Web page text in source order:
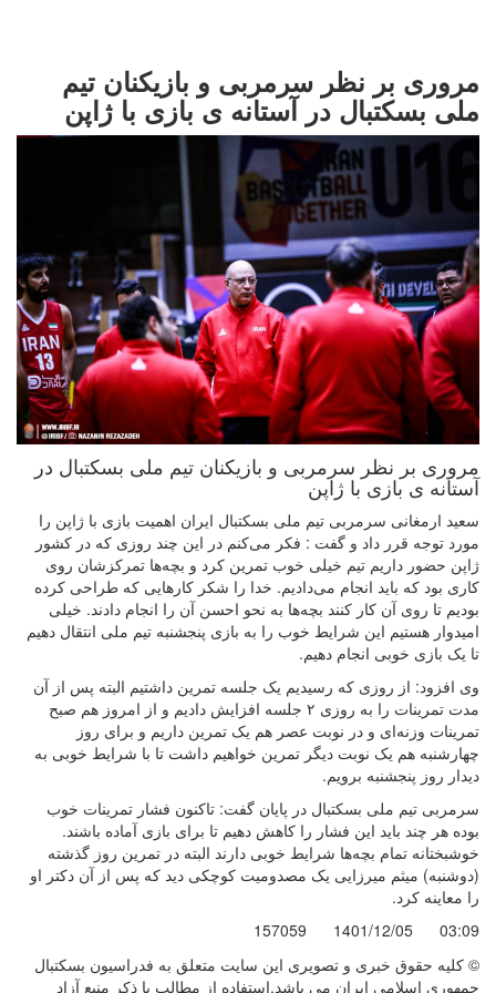
مروری بر نظر سرمربی و بازیکنان تیم
ملی بسکتبال در آستانه ی بازی با ژاپن
مروری بر نظر سرمربی و بازیکنان تیم ملی بسکتبال در
آستانه ی بازی با ژاپن
سعید ارمغانی سرمربی تیم ملی بسکتبال ایران اهمیت بازی با ژاپن را
مورد توجه قرر داد و گفت : فکر می‌کنم در این چند روزی که در کشور
ژاپن حضور داریم تیم خیلی خوب تمرین کرد و بچه‌ها تمرکزشان روی
کاری بود که باید انجام می‌دادیم. خدا را شکر کارهایی که طراحی کرده
بودیم تا روی آن کار کنند بچه‌ها به نحو احسن آن را انجام دادند. خیلی
امیدوار هستیم این شرایط خوب را به بازی پنجشنبه تیم ملی انتقال دهیم
تا یک بازی خوبی انجام دهیم.
وی افزود: از روزی که رسیدیم یک جلسه تمرین داشتیم البته پس از آن
مدت تمرینات را به روزی ۲ جلسه افزایش دادیم و از امروز هم صبح
تمرینات وزنه‌ای و در نوبت عصر هم یک تمرین داریم و برای روز
چهارشنبه هم یک نوبت دیگر تمرین خواهیم داشت تا با شرایط خوبی به
دیدار روز پنجشنبه برویم.
سرمربی تیم ملی بسکتبال در پایان گفت: تاکنون فشار تمرینات خوب
بوده هر چند باید این فشار را کاهش دهیم تا برای بازی آماده باشند.
خوشبختانه تمام بچه‌ها شرایط خوبی دارند البته در تمرین روز گذشته
(دوشنبه) میثم میرزایی یک مصدومیت کوچکی دید که پس از آن دکتر او
را معاینه کرد.
03:09
1401/12/05
157059
© کليه حقوق خبری و تصويری اين سايت متعلق به فدراسیون بسکتبال
جمهوری اسلامی ایران می باشد.استفاده از مطالب با ذكر منبع آزاد